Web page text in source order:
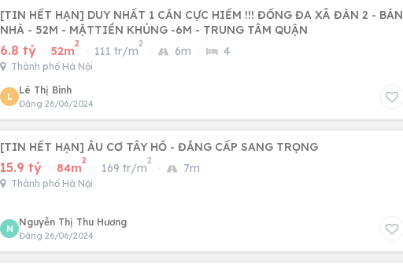
[TIN HẾT HẠN] DUY NHẤT 1 CĂN CỰC HIẾM !!! ĐỐNG ĐA XÃ ĐÀN 2 - BÁN
NHÀ - 52M - MẶTTIỀN KHỦNG -6M - TRUNG TÂM QUẬN
6.8 tỷ · 52m
2
· 111 tr/m
2
· 6m · 4
Thành phố Hà Nội
L
Lê Thị Bình
Đăng 26/06/2024
[TIN HẾT HẠN] ÂU CƠ TÂY HỒ - ĐẲNG CẤP SANG TRỌNG
15.9 tỷ · 84m
2
· 169 tr/m
2
· 7m
Thành phố Hà Nội
N
Nguyễn Thị Thu Hương
Đăng 26/06/2024